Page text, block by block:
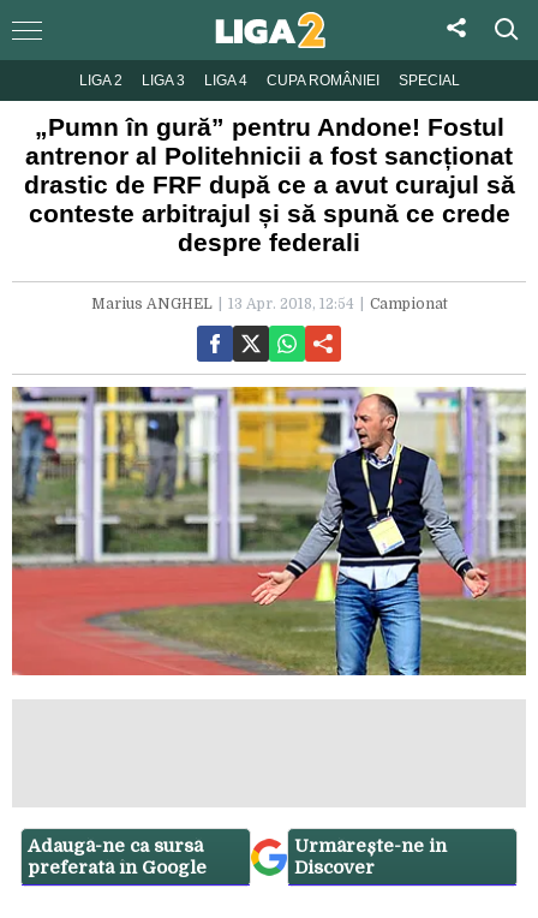
LIGA 2 LIGA 3 LIGA 4 CUPA ROMÂNIEI SPECIAL
„Pumn în gură” pentru Andone! Fostul
antrenor al Politehnicii a fost sancționat
drastic de FRF după ce a avut curajul să
conteste arbitrajul și să spună ce crede
despre federali
Marius ANGHEL 13 Apr. 2018, 12:54 Campionat
Adaugă-ne ca sursă
preferată în Google
Urmărește-ne in
Discover